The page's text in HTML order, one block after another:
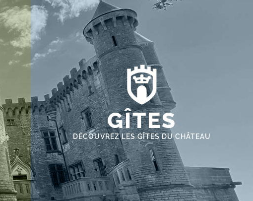
GÎTES
DÉCOUVREZ LES GÎTES DU CHÂTEAU